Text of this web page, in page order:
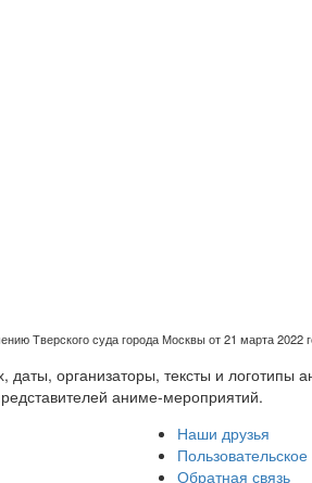
Тверского суда города Москвы от 21 марта 2022
организаторы, тексты и логотипы
аниме-мероприятий.
Наши друзья
Обратная связь